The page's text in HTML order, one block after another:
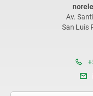
Av.
San Luis